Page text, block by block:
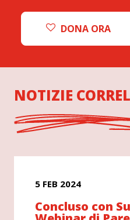
DONA ORA
NOTIZIE
5 FEB 2024
Concluso con